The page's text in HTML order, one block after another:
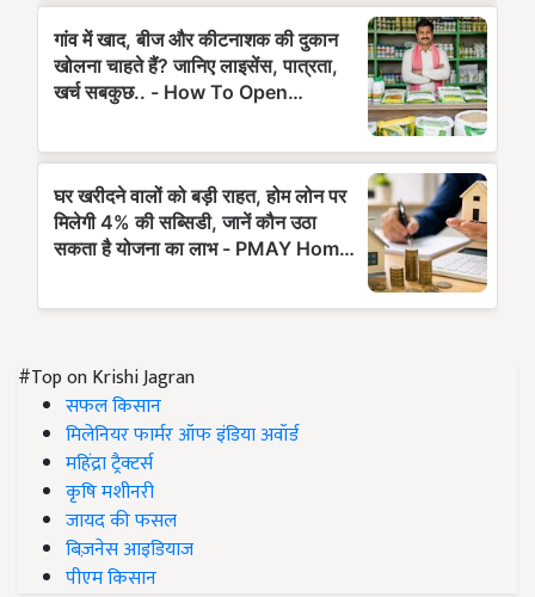
#Top on Krishi Jagran
सफल किसान
मिलेनियर फार्मर ऑफ इंडिया अवॉर्ड
महिंद्रा ट्रैक्टर्स
कृषि मशीनरी
जायद की फसल
बिज़नेस आइडियाज
पीएम किसान